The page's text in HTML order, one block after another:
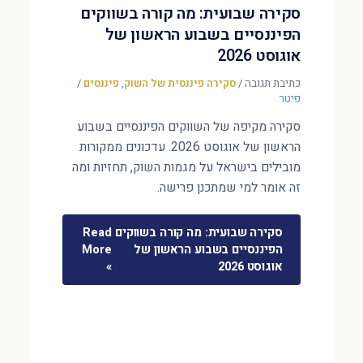
סקירה שבועית: מה קורה בשווקים
הפיננסיים בשבוע הראשון של
אוגוסט 2026
כתיבת תגובה/סקירה פיננסית של השוק, פיננסים /
פיטר
סקירה מקיפה של השווקים הפיננסיים בשבוע
הראשון של אוגוסט 2026. עדכונים ממקורות
מובילים בישראל על מגמות השוק, תחזיות ומה
זה אומר למי שמתכנן פרישה.
סקירה שבועית: מה קורה בשווקים
הפיננסיים בשבוע הראשון של
אוגוסט 2026
Read
More
»